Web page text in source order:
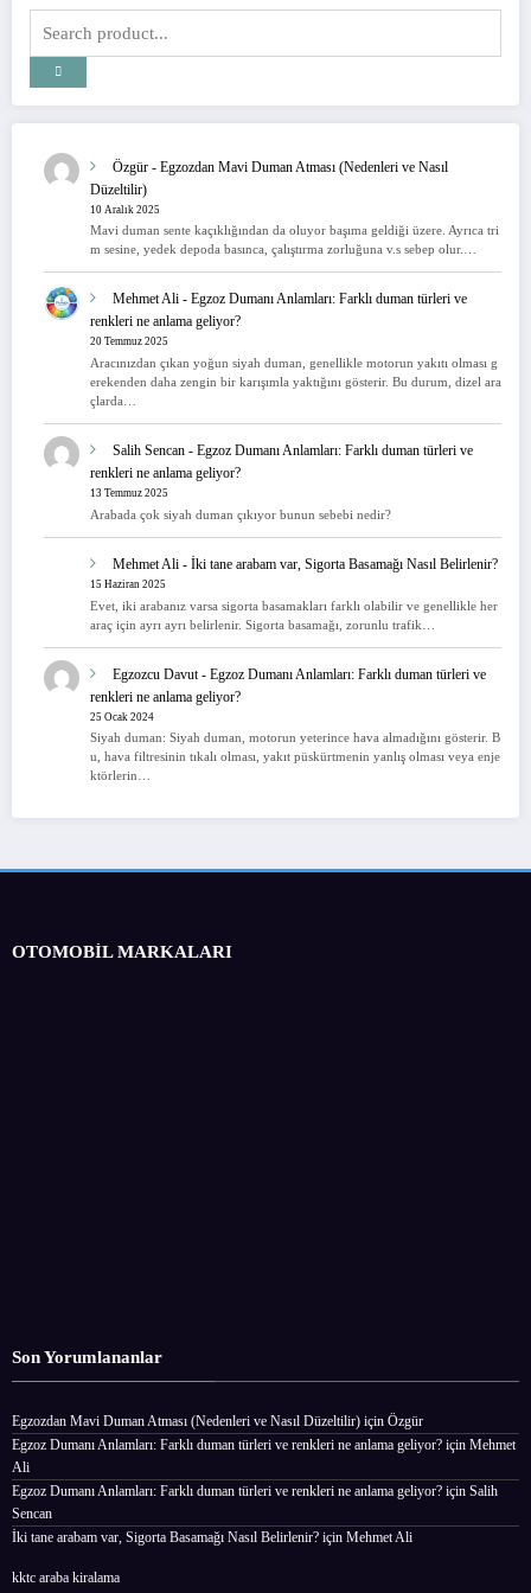
Özgür - Egzozdan Mavi Duman Atması (Nedenleri ve Nasıl
Düzeltilir)
10 Aralık 2025
Mavi duman sente kaçıklığından da oluyor başıma geldiği üzere. Ayrıca tri
m sesine, yedek depoda basınca, çalıştırma zorluğuna v.s sebep olur.…
Mehmet Ali - Egzoz Dumanı Anlamları: Farklı duman türleri ve
renkleri ne anlama geliyor?
20 Temmuz 2025
Aracınızdan çıkan yoğun siyah duman, genellikle motorun yakıtı olması g
erekenden daha zengin bir karışımla yaktığını gösterir. Bu durum, dizel ara
çlarda…
Salih Sencan - Egzoz Dumanı Anlamları: Farklı duman türleri ve
renkleri ne anlama geliyor?
13 Temmuz 2025
Arabada çok siyah duman çıkıyor bunun sebebi nedir?
Mehmet Ali - İki tane arabam var, Sigorta Basamağı Nasıl Belirlenir?
15 Haziran 2025
Evet, iki arabanız varsa sigorta basamakları farklı olabilir ve genellikle her
araç için ayrı ayrı belirlenir. Sigorta basamağı, zorunlu trafik…
Egzozcu Davut - Egzoz Dumanı Anlamları: Farklı duman türleri ve
renkleri ne anlama geliyor?
25 Ocak 2024
Siyah duman: Siyah duman, motorun yeterince hava almadığını gösterir. B
u, hava filtresinin tıkalı olması, yakıt püskürtmenin yanlış olması veya enje
ktörlerin…
OTOMOBİL MARKALARI
Son Yorumlananlar
Egzozdan Mavi Duman Atması (Nedenleri ve Nasıl Düzeltilir) için Özgür
Egzoz Dumanı Anlamları: Farklı duman türleri ve renkleri ne anlama geliyor? için Mehmet
Ali
Egzoz Dumanı Anlamları: Farklı duman türleri ve renkleri ne anlama geliyor? için Salih
Sencan
İki tane arabam var, Sigorta Basamağı Nasıl Belirlenir? için Mehmet Ali
kktc araba kiralama